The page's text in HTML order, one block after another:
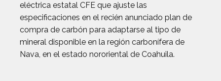
eléctrica estatal CFE que ajuste las
especificaciones en el recién anunciado plan de
compra de carbón para adaptarse al tipo de
mineral disponible en la región carbonífera de
Nava, en el estado nororiental de Coahuila.